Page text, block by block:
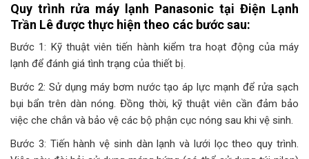
Quy trình rửa máy lạnh Panasonic tại Điện Lạnh
Trần Lê được thực hiện theo các bước sau:
Bước 1: Kỹ thuật viên tiến hành kiểm tra hoạt động của máy
lạnh để đánh giá tình trạng của thiết bị.
Bước 2: Sử dụng máy bơm nước tạo áp lực mạnh để rửa sạch
bụi bẩn trên dàn nóng. Đồng thời, kỹ thuật viên cần đảm bảo
việc che chắn và bảo vệ các bộ phận cục nóng sau khi vệ sinh.
Bước 3: Tiến hành vệ sinh dàn lạnh và lưới lọc theo quy trình.